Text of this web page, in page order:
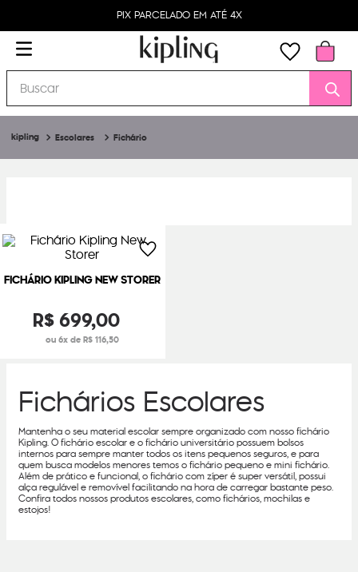
PIX PARCELADO EM ATÉ 4X
Buscar
Escolares Fichário
FICHÁRIO KIPLING NEW STORER
R$ 699,00
ou 6x de R$ 116,50
Fichários Escolares
Mantenha o seu material escolar sempre organizado com nosso fichário
Kipling. O fichário escolar e o fichário universitário possuem bolsos
internos para sempre manter todos os itens pequenos seguros, e para
quem busca modelos menores temos o fichário pequeno e mini fichário.
Além de prático e funcional, o fichário com zíper é super versátil, possui
alça regulável e removível facilitando na hora de carregar bastante peso.
Confira todos nossos produtos escolares, como fichários, mochilas e
estojos!